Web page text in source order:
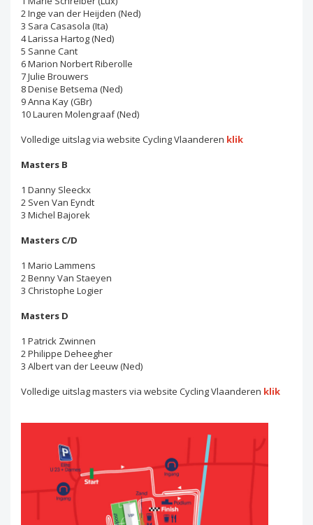
2 Inge van der Heijden (Ned)
3 Sara Casasola (Ita)
4 Larissa Hartog (Ned)
5 Sanne Cant
6 Marion Norbert Riberolle
7 Julie Brouwers
8 Denise Betsema (Ned)
9 Anna Kay (GBr)
10 Lauren Molengraaf (Ned)
Volledige uitslag via website Cycling Vlaanderen klik
Masters B
1 Danny Sleeckx
2 Sven Van Eyndt
3 Michel Bajorek
Masters C/D
1 Mario Lammens
2 Benny Van Staeyen
3 Christophe Logier
Masters D
1 Patrick Zwinnen
2 Philippe Deheegher
3 Albert van der Leeuw (Ned)
Volledige uitslag masters via website Cycling Vlaanderen klik